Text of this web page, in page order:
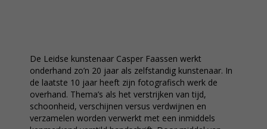
De Leidse kunstenaar Casper Faassen werkt
onderhand zo’n 20 jaar als zelfstandig kunstenaar. In
de laatste 10 jaar heeft zijn fotografisch werk de
overhand. Thema’s als het verstrijken van tijd,
schoonheid, verschijnen versus verdwijnen en
verzamelen worden verwerkt met een inmiddels